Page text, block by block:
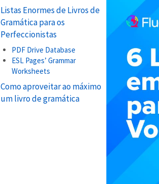
Listas Enormes de Livros de
Gramática para os
Perfeccionistas
PDF Drive Database
ESL Pages’ Grammar
Worksheets
Como aproveitar ao máximo
um livro de gramática